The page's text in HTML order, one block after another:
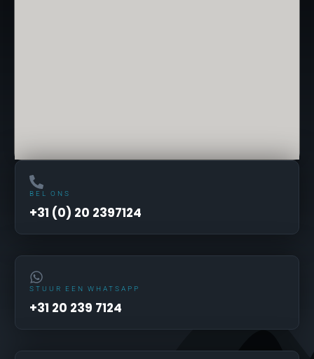
BEL ONS
+31 (0) 20 2397124
STUUR EEN WHATSAPP
+31 20 239 7124